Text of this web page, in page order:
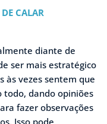
CALAR
diante de
ser mais estratégico
às vezes sentem que
todo, dando opiniões
fazer observações
Isso pode